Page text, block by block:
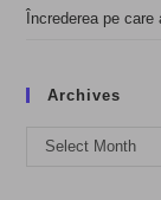
Încrederea pe
Archives
Archives
Select Month